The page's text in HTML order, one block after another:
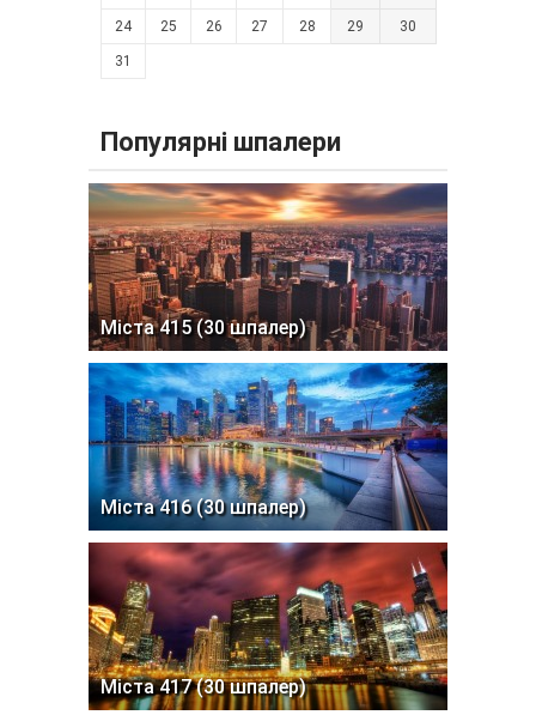
24 25 26 27 28 29 30
31
Популярні шпалери
Міста 415 (30 шпалер)
Міста 416 (30 шпалер)
Міста 417 (30 шпалер)